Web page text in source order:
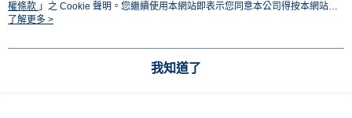
權條款 」之 Cookie 聲明。您繼續使用本網站即表示您同意本公司得按本網站使
用條款之 Cookie 聲明使用 cookie。
了解更多 >
我知道了